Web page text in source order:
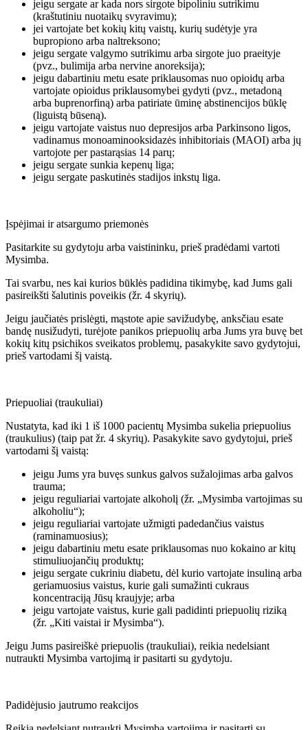
jeigu sergate ar kada nors sirgote bipoliniu sutrikimu
(kraštutiniu nuotaikų svyravimu);
jei vartojate bet kokių kitų vaistų, kurių sudėtyje yra
bupropiono arba naltreksono;
jeigu sergate valgymo sutrikimu arba sirgote juo praeityje
(pvz., bulimija arba nervine anoreksija);
jeigu dabartiniu metu esate priklausomas nuo opioidų arba
vartojate opioidus priklausomybei gydyti (pvz., metadoną
arba buprenorfiną) arba patiriate ūminę abstinencijos būklę
(liguistą būseną).
jeigu vartojate vaistus nuo depresijos arba Parkinsono ligos,
vadinamus monoaminooksidazės inhibitoriais (MAOI) arba jų
vartojote per pastarąsias 14 parų;
jeigu sergate sunkia kepenų liga;
jeigu sergate paskutinės stadijos inkstų liga.
Įspėjimai ir atsargumo priemonės
Pasitarkite su gydytoju arba vaistininku, prieš pradėdami vartoti
Mysimba.
Tai svarbu, nes kai kurios būklės padidina tikimybę, kad Jums gali
pasireikšti šalutinis poveikis (žr. 4 skyrių).
Jeigu jaučiatės prislėgti, mąstote apie savižudybę, anksčiau esate
bandę nusižudyti, turėjote panikos priepuolių arba Jums yra buvę bet
kokių kitų psichikos sveikatos problemų, pasakykite savo gydytojui,
prieš vartodami šį vaistą.
Priepuoliai (traukuliai)
Nustatyta, kad iki 1 iš 1000 pacientų Mysimba sukelia priepuolius
(traukulius) (taip pat žr. 4 skyrių). Pasakykite savo gydytojui, prieš
vartodami šį vaistą:
jeigu Jums yra buvęs sunkus galvos sužalojimas arba galvos
trauma;
jeigu reguliariai vartojate alkoholį (žr. „Mysimba vartojimas su
alkoholiu“);
jeigu reguliariai vartojate užmigti padedančius vaistus
(raminamuosius);
jeigu dabartiniu metu esate priklausomas nuo kokaino ar kitų
stimuliuojančių produktų;
jeigu sergate cukriniu diabetu, dėl kurio vartojate insuliną arba
geriamuosius vaistus, kurie gali sumažinti cukraus
koncentraciją Jūsų kraujyje; arba
jeigu vartojate vaistus, kurie gali padidinti priepuolių riziką
(žr. „Kiti vaistai ir Mysimba“).
Jeigu Jums pasireiškė priepuolis (traukuliai), reikia nedelsiant
nutraukti Mysimba vartojimą ir pasitarti su gydytoju.
Padidėjusio jautrumo reakcijos